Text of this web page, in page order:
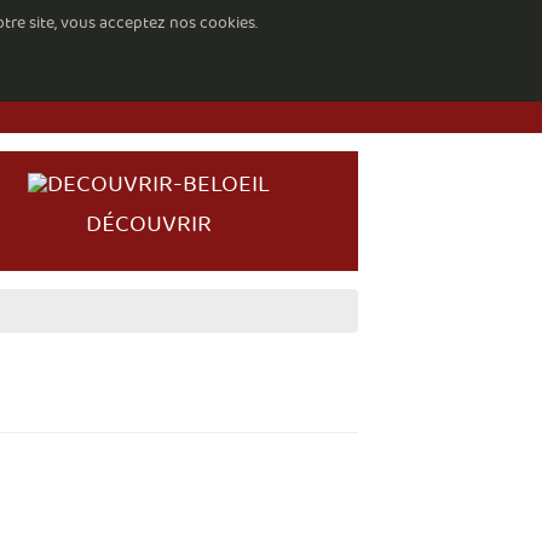
site, vous acceptez nos cookies.
DÉCOUVRIR